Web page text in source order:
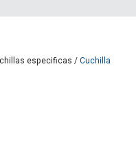
especificas /Cuchilla